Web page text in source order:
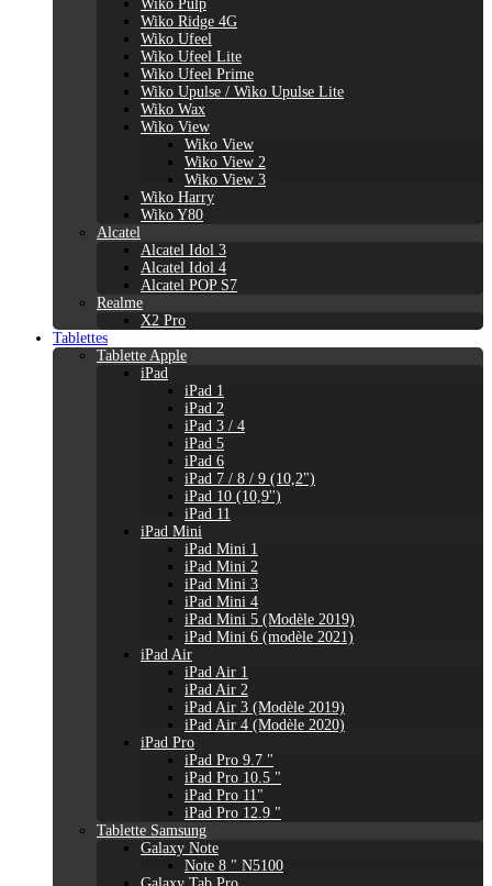
Wiko Pulp
Wiko Ridge 4G
Wiko Ufeel
Wiko Ufeel Lite
Wiko Ufeel Prime
Wiko Upulse / Wiko Upulse Lite
Wiko Wax
Wiko View
Wiko View
Wiko View 2
Wiko View 3
Wiko Harry
Wiko Y80
Alcatel
Alcatel Idol 3
Alcatel Idol 4
Alcatel POP S7
Realme
X2 Pro
Tablettes
Tablette Apple
iPad
iPad 1
iPad 2
iPad 3 / 4
iPad 5
iPad 6
iPad 7 / 8 / 9 (10,2")
iPad 10 (10,9'')
iPad 11
iPad Mini
iPad Mini 1
iPad Mini 2
iPad Mini 3
iPad Mini 4
iPad Mini 5 (Modèle 2019)
iPad Mini 6 (modèle 2021)
iPad Air
iPad Air 1
iPad Air 2
iPad Air 3 (Modèle 2019)
iPad Air 4 (Modèle 2020)
iPad Pro
iPad Pro 9.7 "
iPad Pro 10.5 "
iPad Pro 11"
iPad Pro 12.9 "
Tablette Samsung
Galaxy Note
Note 8 " N5100